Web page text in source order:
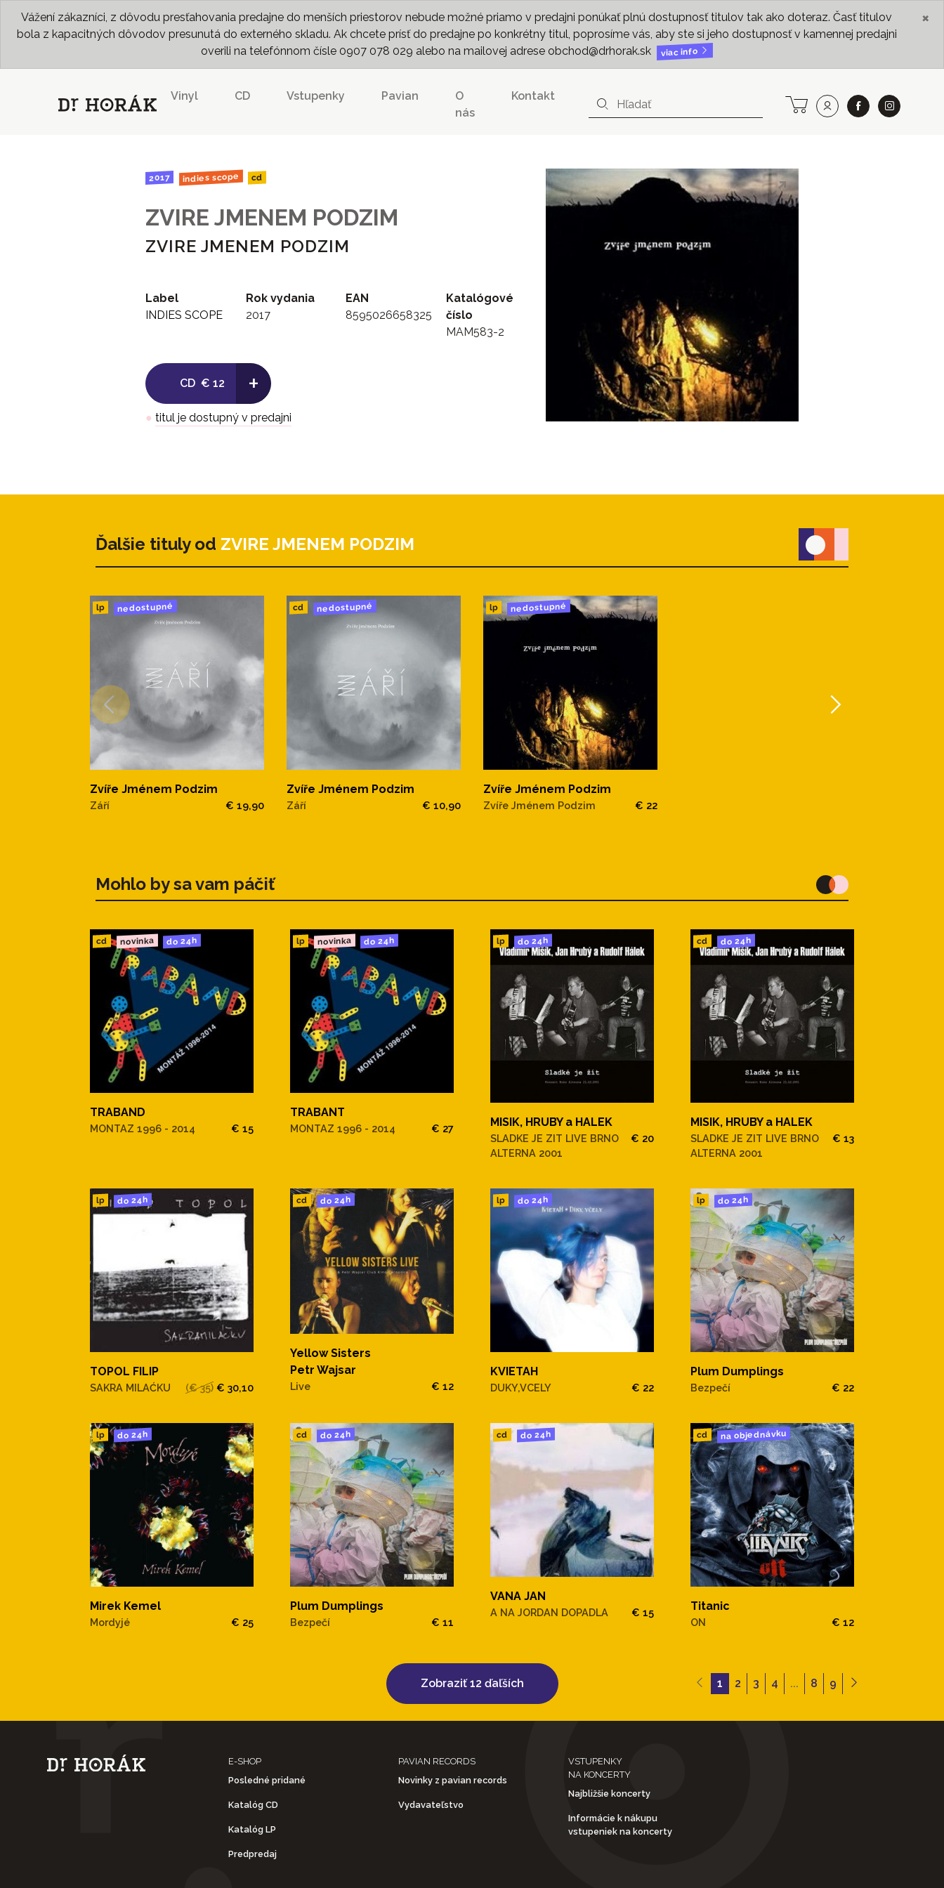
Vážení zákazníci, z dôvodu presťahovania predajne do menších priestorov nebude možné priamo v predajni ponúkať plnú dostupnosť titulov tak ako doteraz. Časť titulov
bola z kapacitných dôvodov presunutá do externého skladu. Ak chcete prísť do predajne po konkrétny titul, poprosíme vás, aby ste si jeho dostupnosť v kamennej predajni
overili na telefónnom čísle 0907 078 029 alebo na mailovej adrese obchod@drhorak.sk
viac info
×
Vinyl CD Vstupenky Pavian
O
nás
Kontakt
2017 indies scope cd
ZVIRE JMENEM PODZIM
ZVIRE JMENEM PODZIM
Label
INDIES SCOPE
Rok vydania
2017
EAN
8595026658325
Katalógové
číslo
MAM583-2
CD € 12 +
● titul je dostupný v predajni
Ďalšie tituly od ZVIRE JMENEM PODZIM
lp nedostupné
Zvíře Jménem Podzim
Září € 19,90
cd nedostupné
Zvíře Jménem Podzim
Září € 10,90
lp nedostupné
Zvíře Jménem Podzim
Zvíře Jménem Podzim € 22
Mohlo by sa vam páčiť
cd novinka do 24h
TRABAND
MONTAZ 1996 - 2014 € 15
lp novinka do 24h
TRABANT
MONTAZ 1996 - 2014 € 27
lp do 24h
MISIK, HRUBY a HALEK
SLADKE JE ZIT LIVE BRNO
ALTERNA 2001
€ 20
cd do 24h
MISIK, HRUBY a HALEK
SLADKE JE ZIT LIVE BRNO
ALTERNA 2001
€ 13
lp do 24h
TOPOL FILIP
SAKRA MILAĆKU (€ 35) € 30,10
cd do 24h
Yellow Sisters
Petr Wajsar
Live € 12
lp do 24h
KVIETAH
DUKY,VCELY € 22
lp do 24h
Plum Dumplings
Bezpečí € 22
lp do 24h
Mirek Kemel
Mordyjé € 25
cd do 24h
Plum Dumplings
Bezpečí € 11
cd do 24h
VANA JAN
A NA JORDAN DOPADLA € 15
cd na objednávku
Titanic
ON € 12
Zobraziť 12 ďaľších 1 2 3 4 ... 8 9
E-SHOP
Posledné pridané
Katalóg CD
Katalóg LP
Predpredaj
PAVIAN RECORDS
Novinky z pavian records
Vydavateľstvo
VSTUPENKY
NA KONCERTY
Najbližšie koncerty
Informácie k nákupu
vstupeniek na koncerty